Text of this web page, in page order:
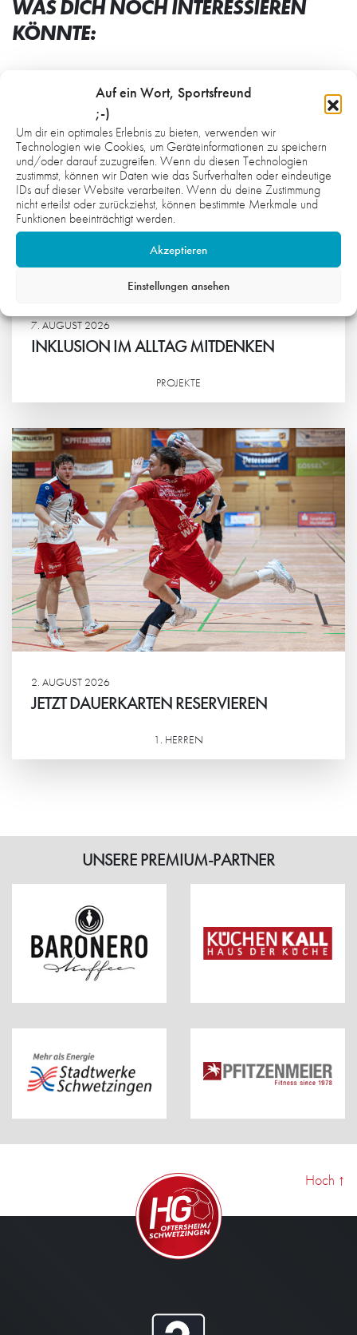
Auf ein Wort, Sportsfreund
;-)
Um dir ein optimales Erlebnis zu bieten, verwenden wir
Technologien wie Cookies, um Geräteinformationen zu speichern
und/oder darauf zuzugreifen. Wenn du diesen Technologien
zustimmst, können wir Daten wie das Surfverhalten oder eindeutige
IDs auf dieser Website verarbeiten. Wenn du deine Zustimmung
nicht erteilst oder zurückziehst, können bestimmte Merkmale und
Funktionen beeinträchtigt werden.
Akzeptieren
Einstellungen ansehen
WAS DICH NOCH INTERESSIEREN
KÖNNTE:
7. AUGUST 2026
INKLUSION IM ALLTAG MITDENKEN
PROJEKTE
2. AUGUST 2026
JETZT DAUERKARTEN RESERVIEREN
1. HERREN
UNSERE PREMIUM-PARTNER
Hoch ↑